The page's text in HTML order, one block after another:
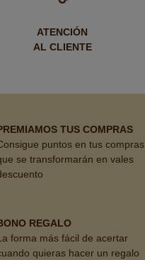
ATENCIÓN
AL CLIENTE
TUS COMPRAS
puntos en tus compras
se transformarán en vales
REGALO
forma más fácil de acertar
quieras hacer un regalo